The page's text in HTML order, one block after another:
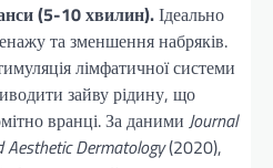
(5-10 хвилин).Ідеально
та зменшення набряків.
лімфатичної системи
зайву рідину, що
вранці. За даними Journal
Aesthetic Dermatology(2020),